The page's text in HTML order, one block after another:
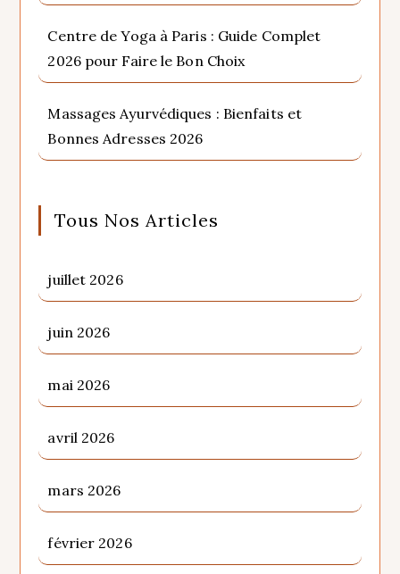
Centre de Yoga à Paris : Guide Complet
2026 pour Faire le Bon Choix
Massages Ayurvédiques : Bienfaits et
Bonnes Adresses 2026
Tous Nos Articles
juillet 2026
juin 2026
mai 2026
avril 2026
mars 2026
février 2026